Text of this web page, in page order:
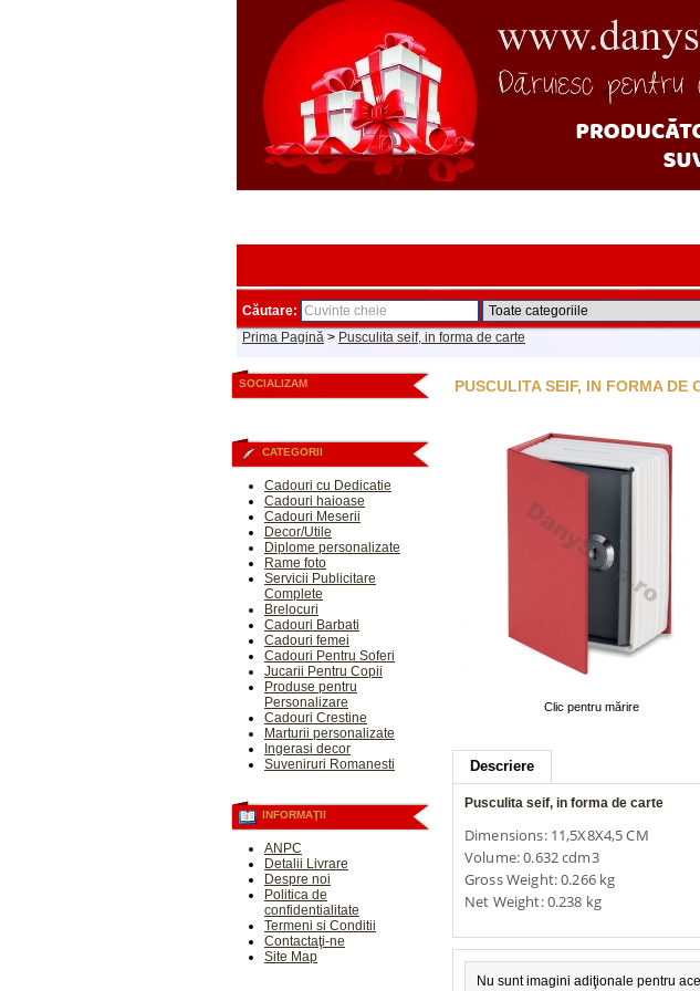
Căutare:
Prima Pagină > Pusculita seif, in forma de carte
SOCIALIZAM
CATEGORII
Cadouri cu Dedicatie
Cadouri haioase
Cadouri Meserii
Decor/Utile
Diplome personalizate
Rame foto
Servicii Publicitare
Complete
Brelocuri
Cadouri Barbati
Cadouri femei
Cadouri Pentru Soferi
Jucarii Pentru Copii
Produse pentru
Personalizare
Cadouri Crestine
Marturii personalizate
Ingerasi decor
Suveniruri Romanesti
INFORMAŢII
ANPC
Detalii Livrare
Despre noi
Politica de
confidentialitate
Termeni si Conditii
Contactaţi-ne
Site Map
PUSCULITA SEIF, IN FORMA DE
Clic pentru mărire
Descriere
Pusculita seif, in forma de carte
Dimensions: 11,5X8X4,5 CM
Volume: 0.632 cdm3
Gross Weight: 0.266 kg
Net Weight: 0.238 kg
Nu sunt imagini adiţionale pentru